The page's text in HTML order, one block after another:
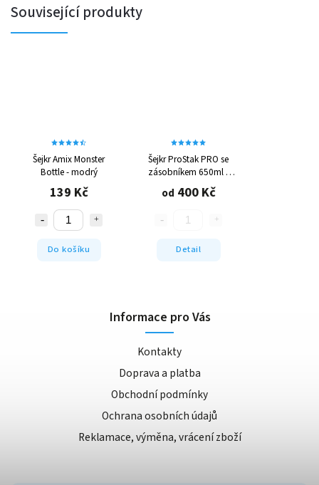
Související produkty
Šejkr Amix Monster
Bottle - modrý
139 Kč
Do košíku
Šejkr ProStak PRO se
zásobníkem 650ml -
různé barvy
od 400 Kč
Detail
Informace pro Vás
Kontakty
Doprava a platba
Obchodní podmínky
Ochrana osobních údajů
Reklamace, výměna, vrácení zboží